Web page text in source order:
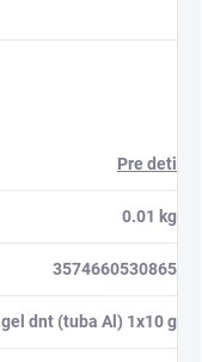
Pre deti
0.01 kg
3574660530865
gel dnt (tuba Al) 1x10 g